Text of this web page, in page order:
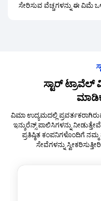
ಸೇರಿಸುವ ವೆಚ್ಚಗಳನ್ನು ಈ ವಿಮೆ
ಸ್ಟಾರ್
ವಿಮಾ ಉದ್ಯಮದಲ್ಲಿ
ಇನ್ಶುರೆನ್ಸ್ ಪಾಲಿಸಿಗಳನ್ನು
ಪ್ರತಿಷ್ಠಿತ ಕಂಪನಿಗಳೊಂದಿಗೆ
ಸೇವೆಗಳನ್ನು